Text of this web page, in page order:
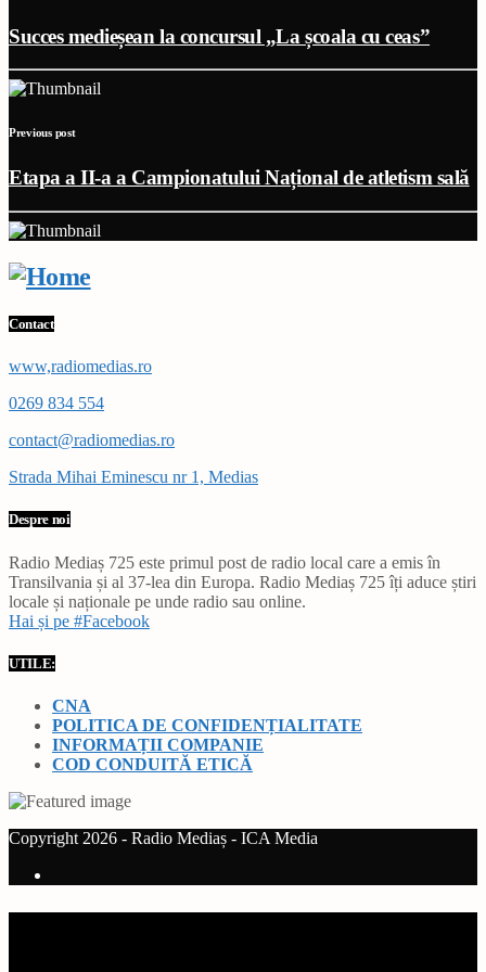
Succes medieșean la concursul „La școala cu ceas”
Previous post
Etapa a II-a a Campionatului Național de atletism sală
Contact
www,radiomedias.ro
0269 834 554
contact@radiomedias.ro
Strada Mihai Eminescu nr 1, Medias
Despre noi
Radio Mediaș 725 este primul post de radio local care a emis în
Transilvania și al 37-lea din Europa. Radio Mediaș 725 îți aduce știri
locale și naționale pe unde radio sau online.
Hai și pe #Facebook
UTILE:
CNA
POLITICA DE CONFIDENȚIALITATE
INFORMAȚII COMPANIE
COD CONDUITĂ ETICĂ
Copyright 2026 - Radio Mediaș - ICA Media